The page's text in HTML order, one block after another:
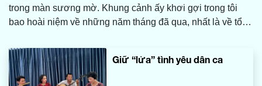
trong màn sương mờ. Khung cảnh ấy khơi gợi trong tôi
bao hoài niệm về những năm tháng đã qua, nhất là về tổ
lặng lẽ vun vén và chăm sóc cho cả gia đình. Và ở đó,
giữa bao nhiêu vật dụng thân thuộc, tôi vẫn mãi nhớ về
chiếc máy may cũ kỹ của mẹ, một món đồ tưởng chừng đã
Giữ “lửa” tình yêu dân ca